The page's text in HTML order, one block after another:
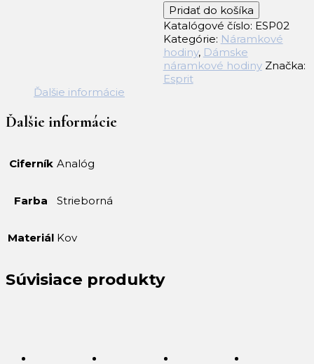
množstvo
Dámske
náramkové
hodinky
Esprit
Pridať do košíka
Katalógové číslo: ESP02
Kategórie: Náramkové
hodiny, Dámske
náramkové hodiny Značka:
Esprit
Ďalšie informácie
Ďalšie informácie
Ciferník Analóg
Farba Strieborná
Materiál Kov
Súvisiace produkty